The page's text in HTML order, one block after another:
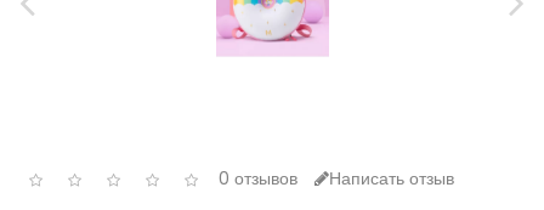
0 отзывов
Написать отзыв